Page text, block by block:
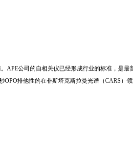
公司的自相关仪已经形成行业的标准，是最
排他性的在非斯塔克斯拉曼光谱（CARS）